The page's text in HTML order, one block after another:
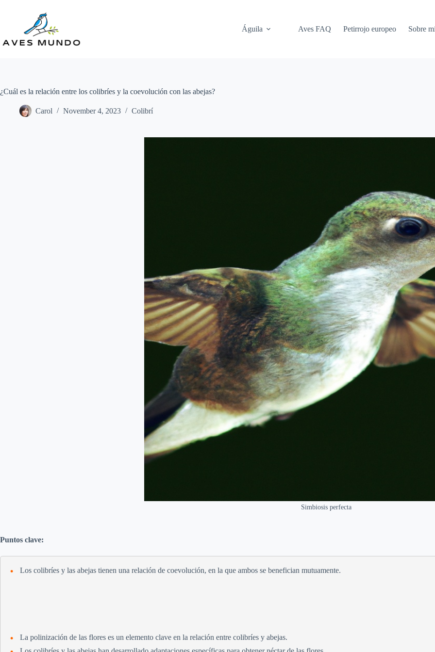
Águila
Aves FAQ Petirrojo europeo Sobre
¿Cuál es la relación entre los colibríes y la coevolución con las abejas?
Carol November 4, 2023 Colibrí
Simbiosis perfecta
Puntos clave:
Los colibríes y las abejas tienen una relación de coevolución, en la que ambos se benefician mutuamente.
La polinización de las flores es un elemento clave en la relación entre colibríes y abejas.